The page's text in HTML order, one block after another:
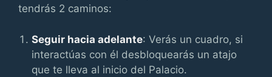
tendrás 2 caminos:
Seguir hacia adelante: Verás un cuadro, si
interactúas con él desbloquearás un atajo
que te lleva al inicio del Palacio.